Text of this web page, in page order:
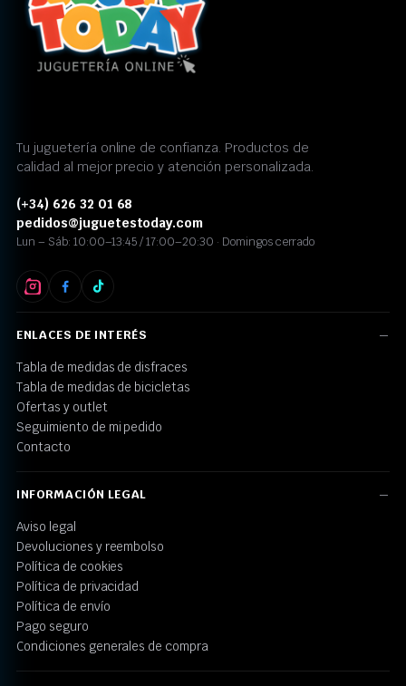
Tu juguetería online de confianza. Productos de
calidad al mejor precio y atención personalizada.
(+34) 626 32 01 68
pedidos@juguetestoday.com
Lun – Sáb: 10:00–13:45 / 17:00–20:30 · Domingos cerrado
ENLACES DE INTERÉS
Tabla de medidas de disfraces
Tabla de medidas de bicicletas
Ofertas y outlet
Seguimiento de mi pedido
Contacto
INFORMACIÓN LEGAL
Aviso legal
Devoluciones y reembolso
Política de cookies
Política de privacidad
Política de envío
Pago seguro
Condiciones generales de compra